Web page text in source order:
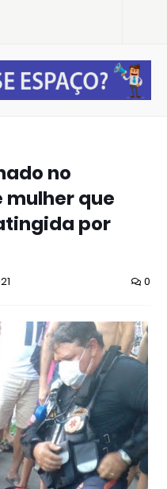
no
mulher que
por
0